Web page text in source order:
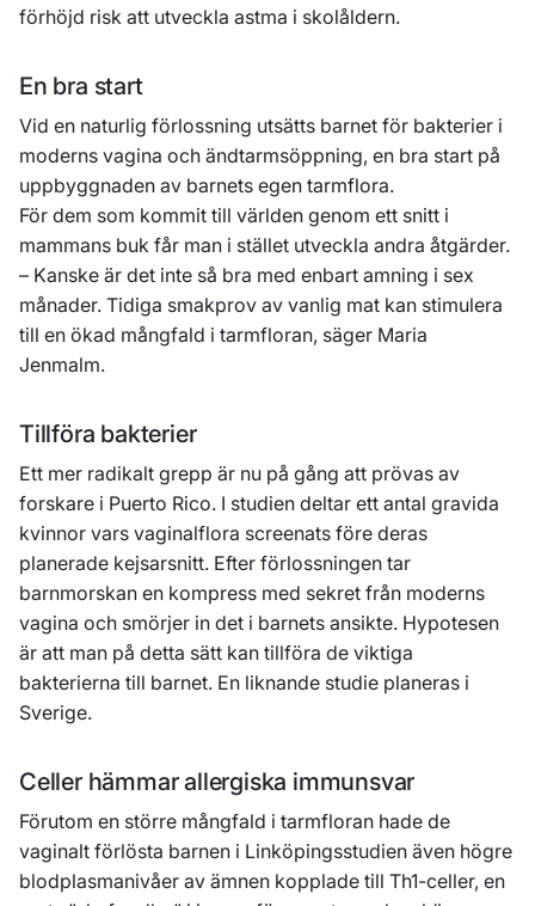
förhöjd risk att utveckla astma i skolåldern.
En bra start
Vid en naturlig förlossning utsätts barnet för bakterier i
moderns vagina och ändtarmsöppning, en bra start på
uppbyggnaden av barnets egen tarmflora.
För dem som kommit till världen genom ett snitt i
mammans buk får man i stället utveckla andra åtgärder.
– Kanske är det inte så bra med enbart amning i sex
månader. Tidiga smakprov av vanlig mat kan stimulera
till en ökad mångfald i tarmfloran, säger Maria
Jenmalm.
Tillföra bakterier
Ett mer radikalt grepp är nu på gång att prövas av
forskare i Puerto Rico. I studien deltar ett antal gravida
kvinnor vars vaginalflora screenats före deras
planerade kejsarsnitt. Efter förlossningen tar
barnmorskan en kompress med sekret från moderns
vagina och smörjer in det i barnets ansikte. Hypotesen
är att man på detta sätt kan tillföra de viktiga
bakterierna till barnet. En liknande studie planeras i
Sverige.
Celler hämmar allergiska immunsvar
Förutom en större mångfald i tarmfloran hade de
vaginalt förlösta barnen i Linköpingsstudien även högre
blodplasmanivåer av ämnen kopplade till Th1-celler, en